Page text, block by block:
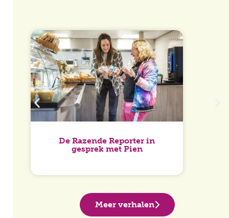
De Razende Reporter in
gesprek met Pien
Meer verhalen